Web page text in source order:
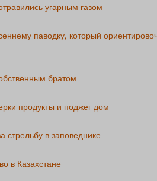
угарным газом
паводку, который
братом
продукты и поджег дом
в заповеднике
в Казахстане